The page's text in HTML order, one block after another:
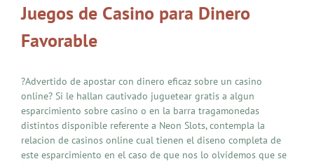
Juegos de Casino para Dinero
Favorable
?Advertido de apostar con dinero eficaz sobre un casino
online? Si le hallan cautivado juguetear gratis a algun
esparcimiento sobre casino o en la barra tragamonedas
distintos disponible referente a Neon Slots, contempla la
relacion de casinos online cual tienen el diseno completa de
este esparcimiento en el caso de que nos lo olvidemos que se